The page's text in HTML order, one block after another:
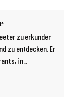
zu erkunden
zu entdecken. Er
in...